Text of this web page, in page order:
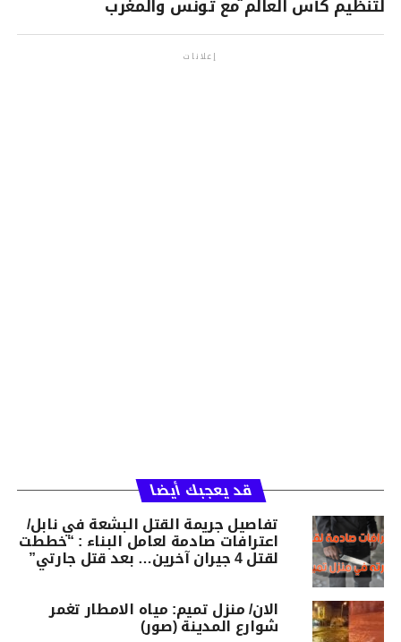
لتنظيم كأس العالم مع تونس والمغرب
إعلانات
قد يعجبك أيضا
تفاصيل جريمة القتل البشعة في نابل/
اعترافات صادمة لعامل البناء : “خططت
لقتل 4 جيران آخرين… بعد قتل جارتي”
الان/ منزل تميم: مياه الامطار تغمر
شوارع المدينة (صور)